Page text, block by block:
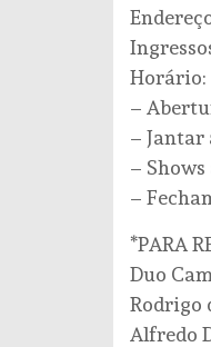
Horário:
–
– Jantar
–
–
*PARA
Duo
Rodrigo
Alfredo